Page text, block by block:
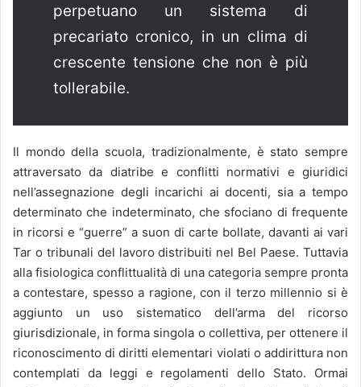
perpetuano un sistema di
precariato cronico, in un clima di
crescente tensione che non è più
tollerabile.
Il mondo della scuola, tradizionalmente, è stato sempre
attraversato da diatribe e conflitti normativi e giuridici
nell’assegnazione degli incarichi ai docenti, sia a tempo
determinato che indeterminato, che sfociano di frequente
in ricorsi e “guerre” a suon di carte bollate, davanti ai vari
Tar o tribunali del lavoro distribuiti nel Bel Paese. Tuttavia
alla fisiologica conflittualità di una categoria sempre pronta
a contestare, spesso a ragione, con il terzo millennio si è
aggiunto un uso sistematico dell’arma del ricorso
giurisdizionale, in forma singola o collettiva, per ottenere il
riconoscimento di diritti elementari violati o addirittura non
contemplati da leggi e regolamenti dello Stato. Ormai